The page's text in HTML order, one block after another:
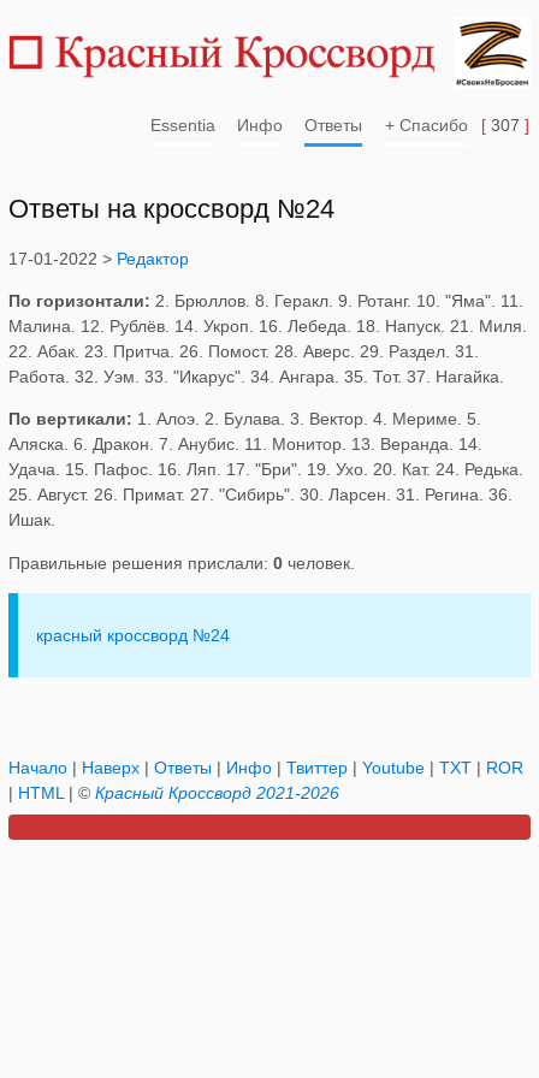
Essentia Инфо Ответы + Спасибо [ 307 ]
Ответы на кроссворд №24
17-01-2022 > Редактор
По горизонтали: 2. Брюллов. 8. Геракл. 9. Ротанг. 10. "Яма". 11.
Малина. 12. Рублёв. 14. Укроп. 16. Лебеда. 18. Напуск. 21. Миля.
22. Абак. 23. Притча. 26. Помост. 28. Аверс. 29. Раздел. 31.
Работа. 32. Уэм. 33. "Икарус". 34. Ангара. 35. Тот. 37. Нагайка.
По вертикали: 1. Алоэ. 2. Булава. 3. Вектор. 4. Мериме. 5.
Аляска. 6. Дракон. 7. Анубис. 11. Монитор. 13. Веранда. 14.
Удача. 15. Пафос. 16. Ляп. 17. "Бри". 19. Ухо. 20. Кат. 24. Редька.
25. Август. 26. Примат. 27. "Сибирь". 30. Ларсен. 31. Регина. 36.
Ишак.
Правильные решения прислали:0 человек.
красный кроссворд №24
Начало | Наверх |Ответы | Инфо |Твиттер |Youtube |TXT | ROR
| HTML | ©Красный Кроссворд 2021-2026